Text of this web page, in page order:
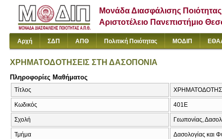
Μονάδα Διασφάλισης Ποιότητας
Αριστοτέλειο Πανεπιστήμιο
Αρχή ΣΔΠ ΑΠΘ Πολιτική Ποιότητας ΜΟΔΙΠ
ΧΡΗΜΑΤΟΔΟΤΗΣΕΙΣ ΣΤΗ ΔΑΣΟΠΟΝΙΑ
Πληροφορίες Μαθήματος
Τίτλος
Κωδικός 401Ε
Σχολή Γεωπονίας,
Τμήμα Δασολογίας και